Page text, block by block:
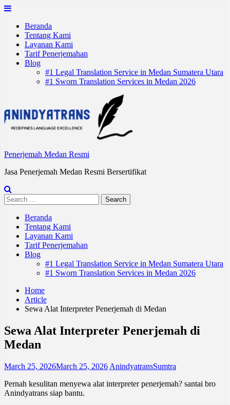
Skip
to
contentBeranda
Tentang Kami
Layanan Kami
Tarif Penerjemahan
Blog
#1 Legal Translation Service in Medan Sumatera Utara
#1 Sworn Translation Services in Medan 2026
Penerjemah Medan Resmi
Jasa Penerjemah Medan Resmi Bersertifikat
Search
for:
Beranda
Tentang Kami
Layanan Kami
Tarif Penerjemahan
Blog
#1 Legal Translation Service in Medan Sumatera Utara
#1 Sworn Translation Services in Medan 2026
Home
Article
Sewa Alat Interpreter Penerjemah di Medan
Sewa Alat Interpreter Penerjemah di
Medan
March 25, 2026March 25, 2026 AnindyatransSumtra
Pernah kesulitan menyewa alat interpreter penerjemah? santai bro
Anindyatrans siap bantu.